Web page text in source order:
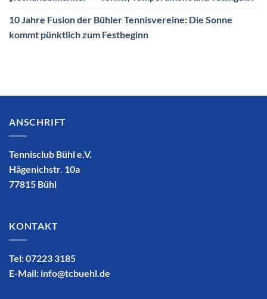
10 Jahre Fusion der Bühler Tennisvereine: Die Sonne
kommt pünktlich zum Festbeginn
ANSCHRIFT
Tennisclub Bühl e.V.
Hägenichstr. 10a
77815 Bühl
KONTAKT
Tel: 07223 3185
E-Mail: info@tcbuehl.de